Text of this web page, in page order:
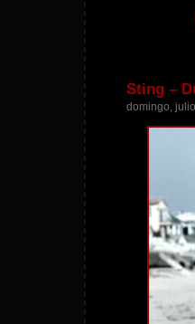
Sting –
domingo,